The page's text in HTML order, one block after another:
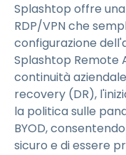
Splashtop offre
RDP/VPN che
configurazione
Splashtop Remote
continuità
recovery (DR),
la politica sulle
BYOD,
sicuro e di essere